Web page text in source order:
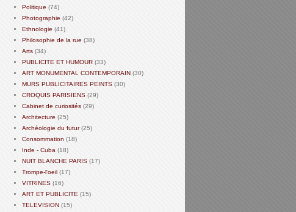
Politique (74)
Photographie (42)
Ethnologie (41)
Philosophie de la rue (38)
Arts (34)
PUBLICITE ET HUMOUR (33)
ART MONUMENTAL CONTEMPORAIN (30)
MURS PUBLICITAIRES PEINTS (30)
CROQUIS PARISIENS (29)
Cabinet de curiosités (29)
Architecture (25)
Archéologie du futur(25)
Consommation (18)
Inde - Cuba (18)
NUIT BLANCHE PARIS (17)
Trompe-l'oeil (17)
VITRINES (16)
ART ET PUBLICITE (15)
TELEVISION (15)